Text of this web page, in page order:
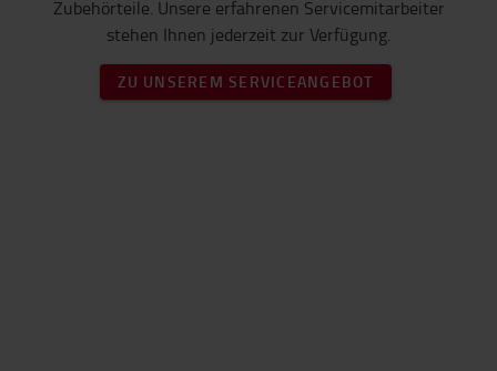
Zubehörteile. Unsere erfahrenen Servicemitarbeiter
stehen Ihnen jederzeit zur Verfügung.
ZU UNSEREM SERVICEANGEBOT